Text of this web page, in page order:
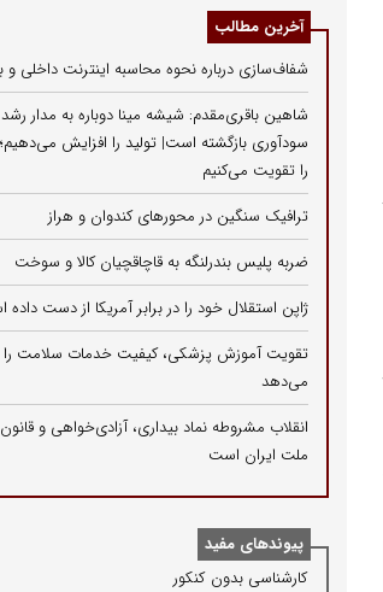
آخرین مطالب
شفاف‌سازی درباره نحوه محاسبه اینترنت داخلی و
شاهین باقری‌مقدم: شیشه مینا دوباره به مدار
سودآوری بازگشته است| تولید را افزایش
را تقویت می‌کنیم
ترافیک سنگین در محورهای کندوان و هراز
ضربه پلیس بندرلنگه به قاچاقچیان کالا و سوخت
ژاپن استقلال خود را در برابر آمریکا از دست
تقویت آموزش پزشکی، کیفیت خدمات سلامت را
می‌دهد
انقلاب مشروطه نماد بیداری، آزادی‌خواهی و
ملت ایران است
پیوندهای مفید
كارشناسی بدون كنكور